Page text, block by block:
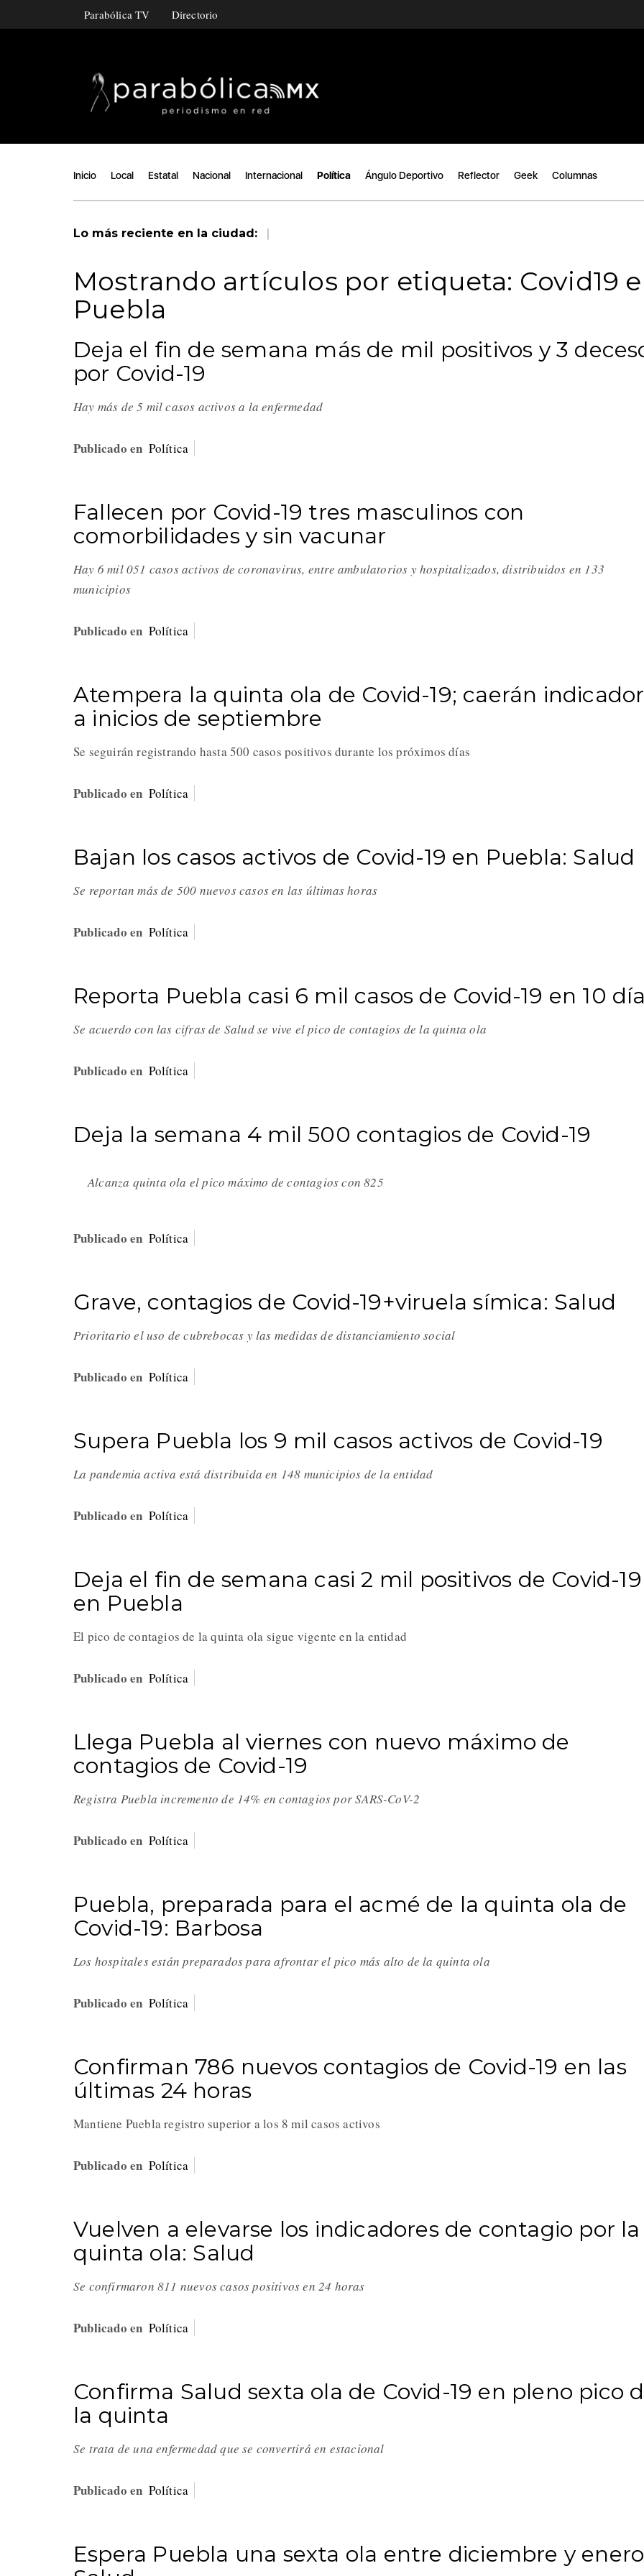
Parabólica TV Directorio
Inicio Local Estatal Nacional Internacional Política Ángulo Deportivo Reflector Geek Columnas
Lo más reciente en la ciudad: |
Mostrando artículos por etiqueta: Covid19
Puebla
Deja el fin de semana más de mil positivos y 3
por Covid-19
Hay más de 5 mil casos activos a la enfermedad
Publicado en Política
Fallecen por Covid-19 tres masculinos con
comorbilidades y sin vacunar
Hay 6 mil 051 casos activos de coronavirus, entre ambulatorios y hospitalizados, distribuidos en 133
municipios
Publicado en Política
Atempera la quinta ola de Covid-19; caerán
a inicios de septiembre
Se seguirán registrando hasta 500 casos positivos durante los próximos días
Publicado en Política
Bajan los casos activos de Covid-19 en Puebla: Salud
Se reportan más de 500 nuevos casos en las últimas horas
Publicado en Política
Reporta Puebla casi 6 mil casos de Covid-19 en 10
Se acuerdo con las cifras de Salud se vive el pico de contagios de la quinta ola
Publicado en Política
Deja la semana 4 mil 500 contagios de Covid-19
Alcanza quinta ola el pico máximo de contagios con 825
Publicado en Política
Grave, contagios de Covid-19+viruela símica: Salud
Prioritario el uso de cubrebocas y las medidas de distanciamiento social
Publicado en Política
Supera Puebla los 9 mil casos activos de Covid-19
La pandemia activa está distribuida en 148 municipios de la entidad
Publicado en Política
Deja el fin de semana casi 2 mil positivos de Covid-19
en Puebla
El pico de contagios de la quinta ola sigue vigente en la entidad
Publicado en Política
Llega Puebla al viernes con nuevo máximo de
contagios de Covid-19
Registra Puebla incremento de 14% en contagios por SARS-CoV-2
Publicado en Política
Puebla, preparada para el acmé de la quinta ola de
Covid-19: Barbosa
Los hospitales están preparados para afrontar el pico más alto de la quinta ola
Publicado en Política
Confirman 786 nuevos contagios de Covid-19 en las
últimas 24 horas
Mantiene Puebla registro superior a los 8 mil casos activos
Publicado en Política
Vuelven a elevarse los indicadores de contagio por la
quinta ola: Salud
Se confirmaron 811 nuevos casos positivos en 24 horas
Publicado en Política
Confirma Salud sexta ola de Covid-19 en pleno pico
la quinta
Se trata de una enfermedad que se convertirá en estacional
Publicado en Política
Espera Puebla una sexta ola entre diciembre y